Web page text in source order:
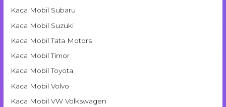
Kaca Mobil Subaru
Kaca Mobil Suzuki
Kaca Mobil Tata Motors
Kaca Mobil Timor
Kaca Mobil Toyota
Kaca Mobil Volvo
Kaca Mobil VW Volkswagen